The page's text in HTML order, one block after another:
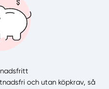
och utan köpkrav, så